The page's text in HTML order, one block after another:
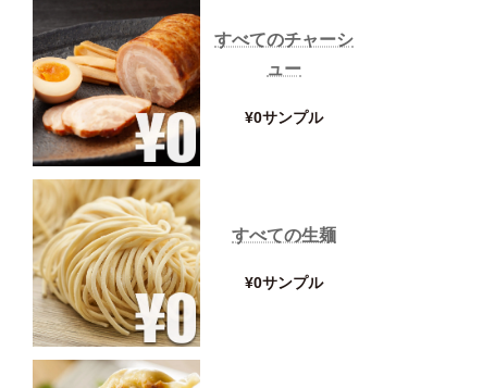
¥0サンプル
すべてのチャーシ
ュー
¥0サンプル
すべての生麺
¥0サンプル